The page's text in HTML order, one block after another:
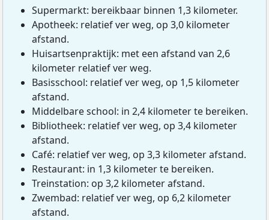
Supermarkt: bereikbaar binnen 1,3 kilometer.
Apotheek: relatief ver weg, op 3,0 kilometer
afstand.
Huisartsenpraktijk: met een afstand van 2,6
kilometer relatief ver weg.
Basisschool: relatief ver weg, op 1,5 kilometer
afstand.
Middelbare school: in 2,4 kilometer te bereiken.
Bibliotheek: relatief ver weg, op 3,4 kilometer
afstand.
Café: relatief ver weg, op 3,3 kilometer afstand.
Restaurant: in 1,3 kilometer te bereiken.
Treinstation: op 3,2 kilometer afstand.
Zwembad: relatief ver weg, op 6,2 kilometer
afstand.